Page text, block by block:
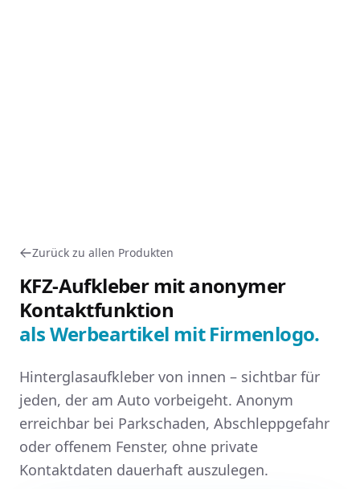
Zurück zu allen Produkten
KFZ-Aufkleber mit anonymer
Kontaktfunktion
als Werbeartikel mit Firmenlogo.
Hinterglasaufkleber von innen – sichtbar für
jeden, der am Auto vorbeigeht. Anonym
erreichbar bei Parkschaden, Abschleppgefahr
oder offenem Fenster, ohne private
Kontaktdaten dauerhaft auszulegen.